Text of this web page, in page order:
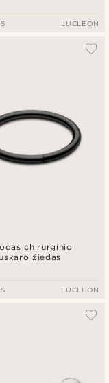
LUCLEON
chirurginio
žiedas
LUCLEON